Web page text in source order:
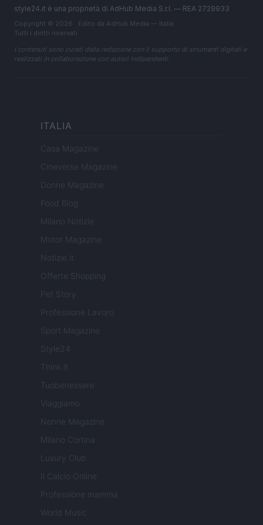
style24.it è una proprietà di AdHub Media S.r.l. — REA 2729933
Copyright © 2026 · Edito da AdHub Media — Italia
Tutti i diritti riservati
I contenuti sono curati dalla redazione con il supporto di strumenti digitali e
realizzati in collaborazione con autori indipendenti.
ITALIA
Casa Magazine
Cineverse Magazine
Donne Magazine
Food Blog
Milano Notizie
Motor Magazine
Notizie.it
Offerte Shopping
Pet Story
Professione Lavoro
Sport Magazine
Style24
Think.it
Tuobenessere
Viaggiamo
Nonne Magazine
Milano Cortina
Luxury Club
Il Calcio Online
Professione mamma
World Music